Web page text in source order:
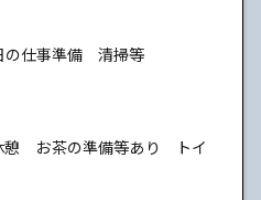
仕事準備 清掃等
憩 お茶の準備等あり トイ